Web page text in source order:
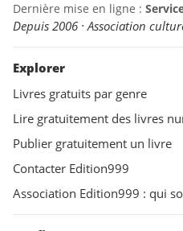
Dernière mise en ligne :
Depuis 2006 · Association
Explorer
Livres gratuits par genre
Lire gratuitement des livres
Publier gratuitement un livre
Contacter Edition999
Association Edition999 : qui